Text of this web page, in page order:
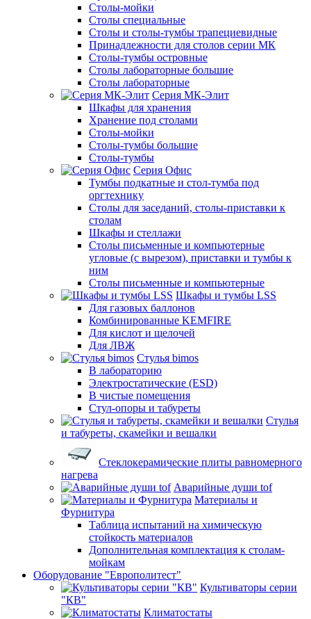
Столы-мойки
Столы специальные
Столы и столы-тумбы трапециевидные
Принадлежности для столов серии МК
Столы-тумбы островные
Столы лабораторные большие
Столы лабораторные
Серия МК-Элит
Шкафы для хранения
Хранение под столами
Столы-мойки
Столы-тумбы большие
Столы-тумбы
Серия Офис
Тумбы подкатные и стол-тумба под
оргтехнику
Столы для заседаний, столы-приставки к
столам
Шкафы и стеллажи
Столы письменные и компьютерные
угловые (с вырезом), приставки и тумбы к
ним
Столы письменные и компьютерные
Шкафы и тумбы LSS
Для газовых баллонов
Комбинированные KEMFIRE
Для кислот и щелочей
Для ЛВЖ
Стулья bimos
В лабораторию
Электростатические (ESD)
В чистые помещения
Стул-опоры и табуреты
Стулья
и табуреты, скамейки и вешалки
Стеклокерамические плиты равномерного
нагрева
Аварийные души tof
Материалы и
Фурнитура
Таблица испытаний на химическую
стойкость материалов
Дополнительная комплектация к столам-
мойкам
Оборудование "Европолитест"
Культиваторы серии
"КВ"
Климатостаты